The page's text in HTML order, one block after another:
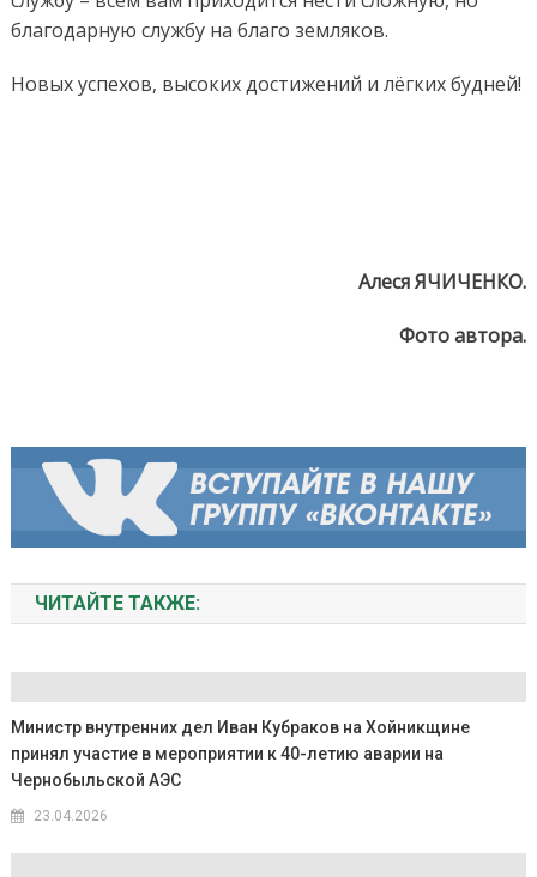
благодарную службу на благо земляков.
Новых успехов, высоких достижений и лёгких будней!
Алеся ЯЧИЧЕНКО.
Фото автора.
ЧИТАЙТЕ ТАКЖЕ:
Министр внутренних дел Иван Кубраков на Хойникщине
принял участие в мероприятии к 40-летию аварии на
Чернобыльской АЭС
23.04.2026